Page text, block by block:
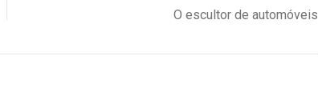
O escultor de automóveis